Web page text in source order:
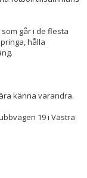
går i de flesta
hålla
känna varandra.
19 i Västra